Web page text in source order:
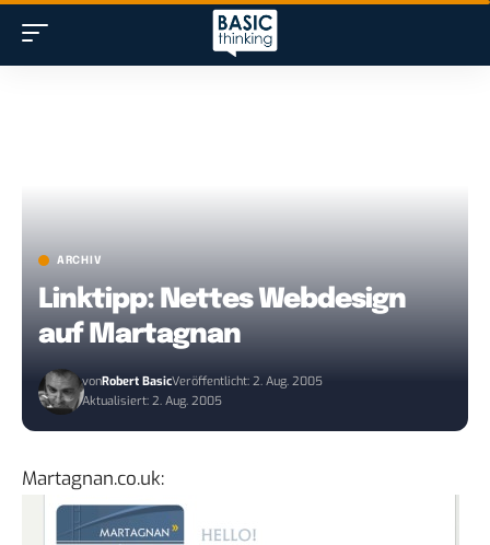
ARCHIV
Linktipp: Nettes Webdesign
auf Martagnan
vonRobert BasicVeröffentlicht: 2. Aug. 2005
Aktualisiert: 2. Aug. 2005
Martagnan.co.uk: